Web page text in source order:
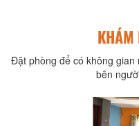
KHÁM
Đặt phòng để có không
bên